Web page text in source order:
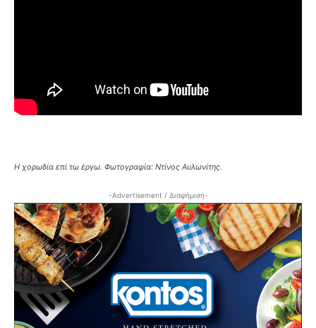
Η χορωδία επί τω έργω. Φωτογραφία: Ντίνος Αυλωνίτης.
-Advertisement / Διαφήμιση-